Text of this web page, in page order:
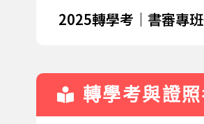
2025轉學考｜書審專
轉學考與證